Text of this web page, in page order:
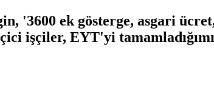
'3600 ek gösterge, asgari
işçiler, EYT'yi